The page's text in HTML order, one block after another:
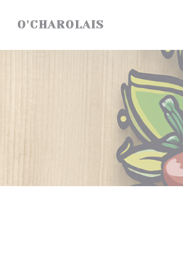
O'CHAROLAIS